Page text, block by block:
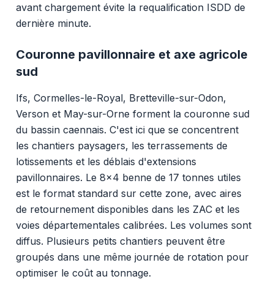
avant chargement évite la requalification ISDD de
dernière minute.
Couronne pavillonnaire et axe agricole
sud
Ifs, Cormelles-le-Royal, Bretteville-sur-Odon,
Verson et May-sur-Orne forment la couronne sud
du bassin caennais. C'est ici que se concentrent
les chantiers paysagers, les terrassements de
lotissements et les déblais d'extensions
pavillonnaires. Le 8x4 benne de 17 tonnes utiles
est le format standard sur cette zone, avec aires
de retournement disponibles dans les ZAC et les
voies départementales calibrées. Les volumes sont
diffus. Plusieurs petits chantiers peuvent être
groupés dans une même journée de rotation pour
optimiser le coût au tonnage.